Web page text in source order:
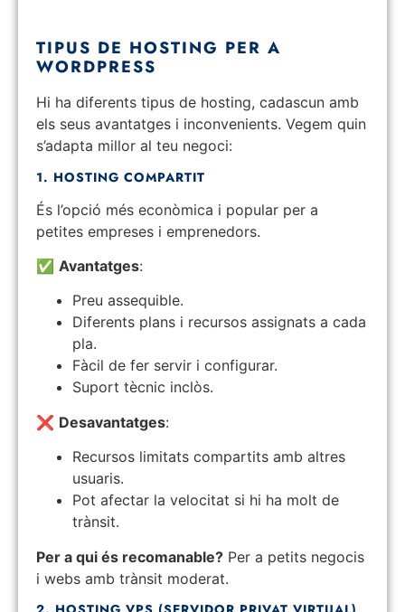
TIPUS DE HOSTING PER A
WORDPRESS
Hi ha diferents tipus de hosting, cadascun amb
els seus avantatges i inconvenients. Vegem quin
s’adapta millor al teu negoci:
1. HOSTING COMPARTIT
És l’opció més econòmica i popular per a
petites empreses i emprenedors.
✅ Avantatges:
Preu assequible.
Diferents plans i recursos assignats a cada
pla.
Fàcil de fer servir i configurar.
Suport tècnic inclòs.
❌ Desavantatges:
Recursos limitats compartits amb altres
usuaris.
Pot afectar la velocitat si hi ha molt de
trànsit.
Per a qui és recomanable? Per a petits negocis
i webs amb trànsit moderat.